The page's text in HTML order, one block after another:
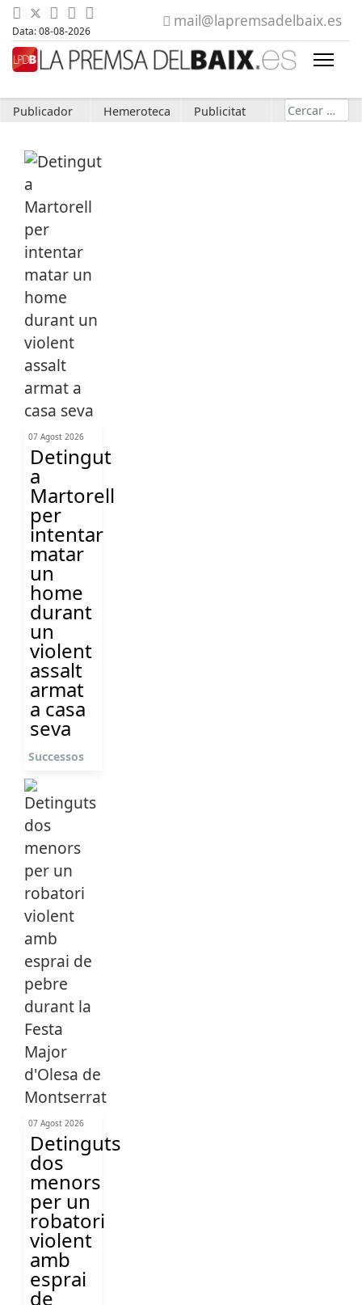
Data: 08-08-2026
mail@lapremsadelbaix.es
Publicador Hemeroteca Publicitat Cerca
07 Agost 2026
Detingut
a
Martorell
per
intentar
matar
un
home
durant
un
violent
assalt
armat
a casa
seva
Successos
07 Agost 2026
Detinguts
dos
menors
per un
robatori
violent
amb
esprai
de